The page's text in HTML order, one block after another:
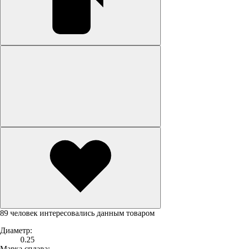
89 человек интересовались данным товаром
Диаметр:
0.25